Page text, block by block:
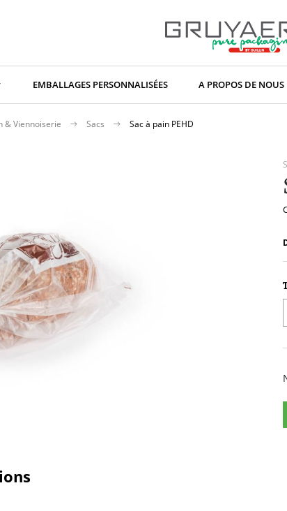
EMBALLAGES PERSONNALISÉES A PROPOS DE NOUS
& Viennoiserie Sacs Sac à pain PEHD